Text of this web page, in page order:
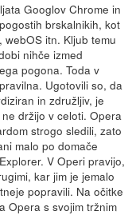
Googlov Chrome in
brskalnikih, kot
itn. Kljub temu
nihče izmed
pogona. Toda v
Ugotovili so, da
in združljiv, je
držijo v celoti. Opera
strogo sledili, zato
malo po domače
V Operi pravijo,
kar jim je jemalo
popravili. Na očitke
Opera s svojim tržnim